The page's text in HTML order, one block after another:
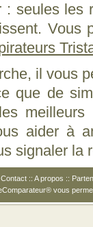
: seules les
Vous
il vous
que de
aider à
signaler la
Contact :: A propos ::
vous